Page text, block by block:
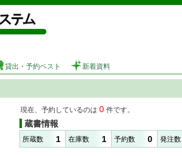
図書館 蔵書検索・予約システム
貸出・予約ベスト 新着資料
現在、予約しているのは 0 件です。
蔵書情報
所蔵数 1 在庫数 1 予約数 0 発注数